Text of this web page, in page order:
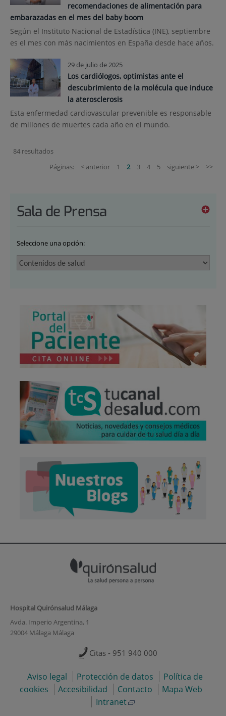
recomendaciones de alimentación para
embarazadas en el mes del baby boom
Según el Instituto Nacional de Estadística (INE), septiembre
es el mes con más nacimientos en España desde hace años.
29 de julio de 2025
Los cardiólogos, optimistas ante el
descubrimiento de la molécula que induce
la aterosclerosis
Esta enfermedad cardiovascular prevenible es responsable
de millones de muertes cada año en el mundo.
84 resultados
Páginas:
< anterior 1 2 3 4 5 siguiente > >>
Sala de Prensa
Seleccione una opción:
Hospital Quirónsalud Málaga
Avda. Imperio Argentina, 1
29004 Málaga Málaga
Citas - 951 940 000
Aviso legal Protección de datos
Política de
cookies
Accesibilidad Contacto
Mapa Web
Intranet